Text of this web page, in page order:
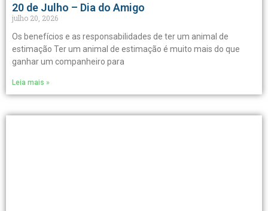
20 de Julho – Dia do Amigo
julho 20, 2026
Os benefícios e as responsabilidades de ter um animal de
estimação Ter um animal de estimação é muito mais do que
ganhar um companheiro para
Leia mais »